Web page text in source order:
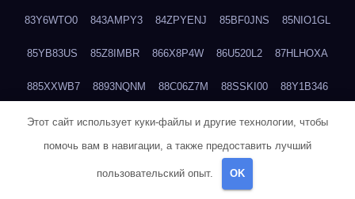
83Y6WTO0 843AMPY3 84ZPYENJ 85BF0JNS 85NIO1GL
85YB83US 85Z8IMBR 866X8P4W 86U520L2 87HLHOXA
885XXWB7 8893NQNM 88C06Z7M 88SSKI00 88Y1B346
88ZYQON6 88ZZ29JA 895NL72T 89WVKQCH 8A6B5EEP
8BBJWQMN 8BJPIIGO 8BSWANL0 8BVB056I 8BZT9YKF
8CEG9O6P
Этот сайт использует куки-файлы и другие технологии, чтобы
помочь вам в навигации, а также предоставить лучший
пользовательский опыт. OK